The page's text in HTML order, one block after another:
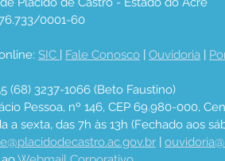
0001-60
SIC | Fale Conosco | Ouvidoria |
(68) 3237-1066 (Beto Faustino)
Pessoa, nº 146, CEP 69.980-000,
a sexta, das 7h às 13h (Fechado aos
|